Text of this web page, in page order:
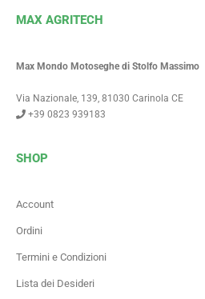
MAX AGRITECH
Max Mondo Motoseghe di Stolfo Massimo
Via Nazionale, 139, 81030 Carinola CE
+39 0823 939183
SHOP
Account
Ordini
Termini e Condizioni
Lista dei Desideri